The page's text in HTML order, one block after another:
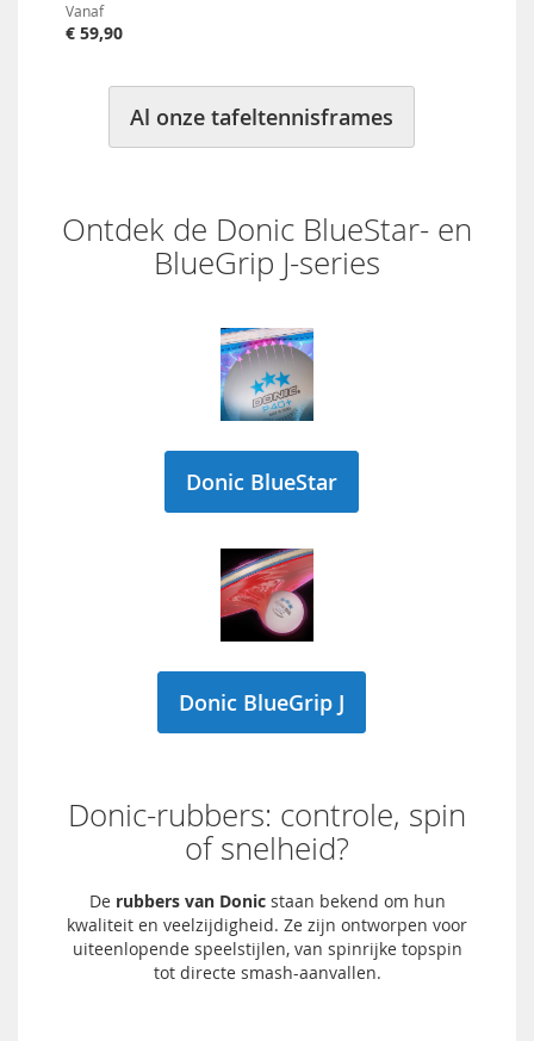
Vanaf
€ 59,90
Al onze tafeltennisframes
Ontdek de Donic BlueStar- en
BlueGrip J-series
Donic BlueStar
Donic BlueGrip J
Donic-rubbers: controle, spin
of snelheid?
De rubbers van Donicstaan bekend om hun
kwaliteit en veelzijdigheid. Ze zijn ontworpen voor
uiteenlopende speelstijlen, van spinrijke topspin
tot directe smash-aanvallen.